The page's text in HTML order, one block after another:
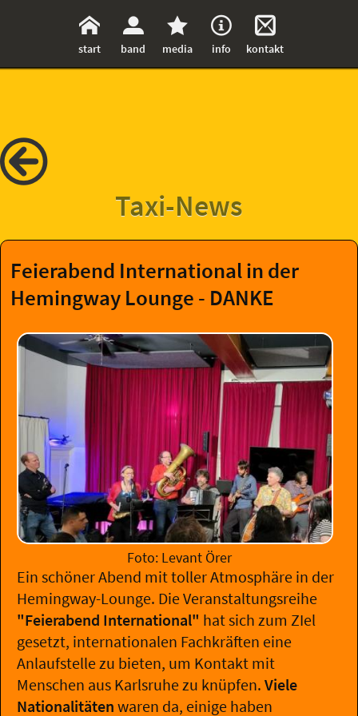
start band media info kontakt
Taxi-News
Feierabend International in der
Hemingway Lounge - DANKE
Foto: Levant Örer
Ein schöner Abend mit toller Atmosphäre in der
Hemingway-Lounge. Die Veranstaltungsreihe
"Feierabend International" hat sich zum ZIel
gesetzt, internationalen Fachkräften eine
Anlaufstelle zu bieten, um Kontakt mit
Menschen aus Karlsruhe zu knüpfen. Viele
Nationalitäten waren da, einige haben